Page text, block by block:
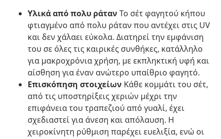
Υλικά από πολυ ράταν Το σέτ φαγητού κήπου
φτιαγμένο από πολυ ράταν που αντέχει στις UV
και δεν χάλαει εύκολα. Διατηρεί την εμφάνιση
του σε όλες τις καιρικές συνθήκες, κατάλληλο
για μακροχρόνια χρήση, με εκπληκτική υφή και
αίσθηση για έναν ανώτερο υπαίθριο φαγητό.
Επισκόπηση στοιχείων Κάθε κομμάτι του σέτ,
από τις υποστηρίξεις χεριών μέχρι την
επιφάνεια του τραπεζιού από γυαλί, έχει
σχεδιαστεί για άνεση και απόλαυση. Η
χειροκίνητη ρύθμιση παρέχει ευελιξία, ενώ οι